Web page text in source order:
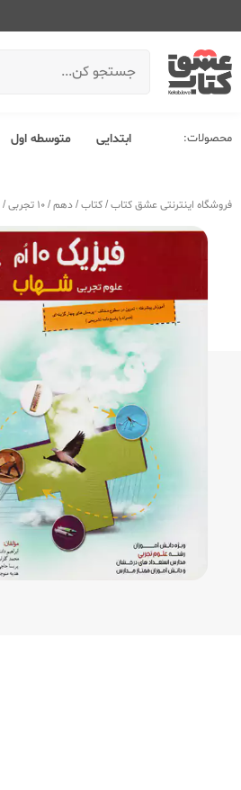
محصولات: ابتدایی متوسطه اول
فروشگاه اینترنتی عشق کتاب/کتاب/دهم/10 تجربی /